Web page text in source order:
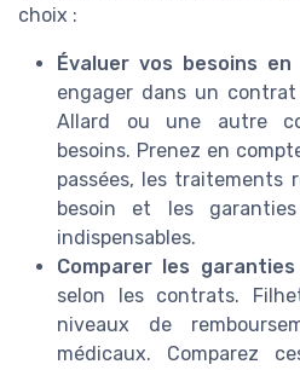
choix :
Évaluer vos besoins
engager dans un
Allard ou une autre
besoins. Prenez en
passées, les traitements
besoin et les
indispensables.
Comparer les
selon les contrats.
niveaux de
médicaux. Comparez